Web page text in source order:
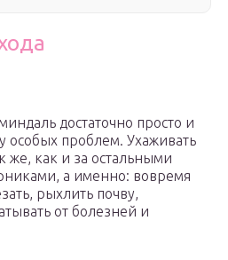
достаточно просто и
особых проблем. Ухаживать
же, как и за остальными
а именно: вовремя
рыхлить почву,
от болезней и